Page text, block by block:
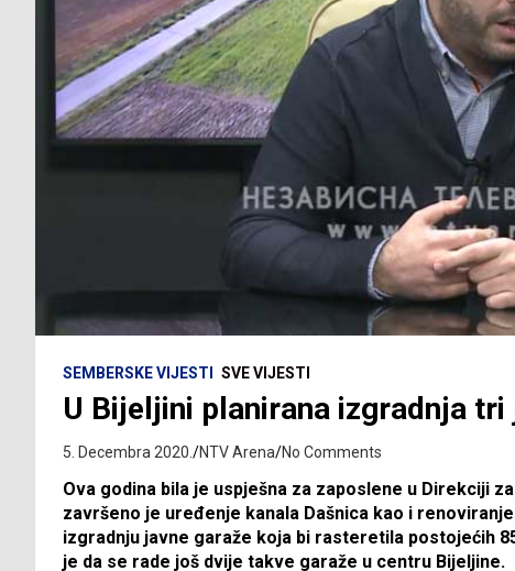
SEMBERSKE VIJESTI SVE VIJESTI
U Bijeljini planirana izgradnja tri
5. Decembra 2020. NTV Arena No Comments
Ova godina bila je uspješna za zaposlene u Direkciji
završeno je uređenje kanala Dašnica kao i
izgradnju javne garaže koja bi rasteretila postojećih
je da se rade još dvije takve garaže u centru Bijeljine.